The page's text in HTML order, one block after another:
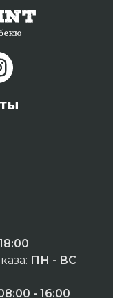
ПН - ВС
- 16:00